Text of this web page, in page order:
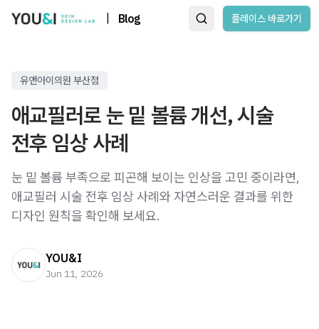
Blog 플레이스 바로가기
유앤아이의원 부산점
애교필러로 눈 밑 볼륨 개선, 시술
전후 임상 사례
눈 밑 볼륨 부족으로 피곤해 보이는 인상을 고민 중이라면,
애교필러 시술 전후 임상 사례와 자연스러운 결과를 위한
디자인 원칙을 확인해 보세요.
YOU&I
Jun 11, 2026